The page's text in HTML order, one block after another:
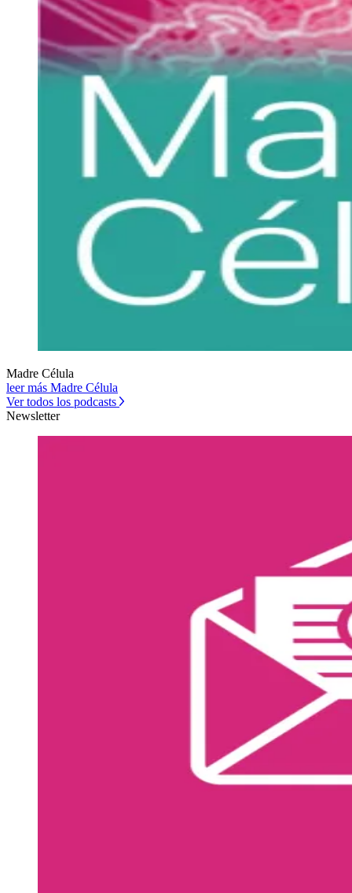
Madre Célula
leer más Madre Célula
Ver todos los podcasts
Newsletter